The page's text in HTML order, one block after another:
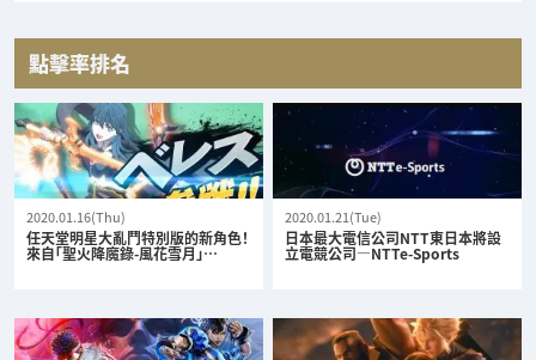
點擊率排名
2020.01.16(Thu)
任天堂明星大亂鬥特別版的新角色！
來自「聖火降魔錄-風花雪月」…
2020.01.21(Tue)
日本最大電信公司NTT東日本將設
立電競公司—NTTe-Sports